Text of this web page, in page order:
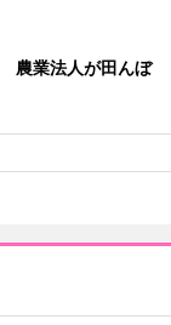
農業法人が田んぼ